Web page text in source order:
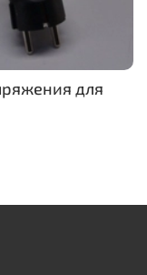
для